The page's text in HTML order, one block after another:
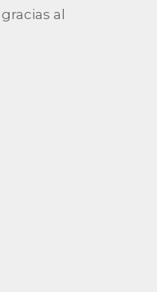
al